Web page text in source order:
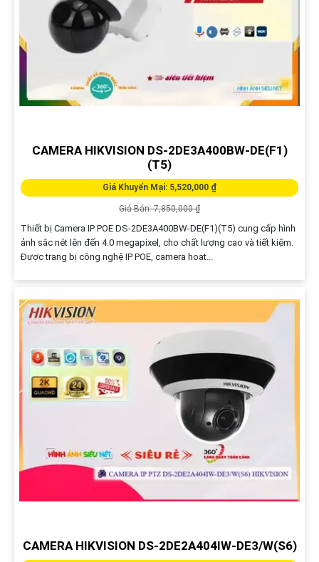
CAMERA HIKVISION DS-2DE3A400BW-DE(F1)
(T5)
Giá Khuyến Mại: 5,520,000 ₫
Giá Bán: 7,850,000 ₫
Thiết bị Camera IP POE DS-2DE3A400BW-DE(F1)(T5) cung cấp hình
ảnh sắc nét lên đến 4.0 megapixel, cho chất lượng cao và tiết kiệm.
Được trang bị công nghệ IP POE, camera hoạt...
CAMERA HIKVISION DS-2DE2A404IW-DE3/W(S6)